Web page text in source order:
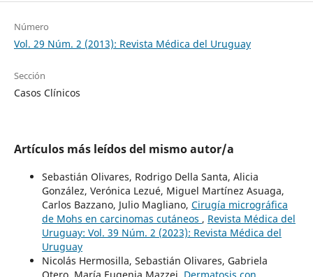
Número
Vol. 29 Núm. 2 (2013): Revista Médica del Uruguay
Sección
Casos Clínicos
Artículos más leídos del mismo autor/a
Sebastián Olivares, Rodrigo Della Santa, Alicia
González, Verónica Lezué, Miguel Martínez Asuaga,
Carlos Bazzano, Julio Magliano, Cirugía micrográfica
de Mohs en carcinomas cutáneos , Revista Médica del
Uruguay: Vol. 39 Núm. 2 (2023): Revista Médica del
Uruguay
Nicolás Hermosilla, Sebastián Olivares, Gabriela
Otero, María Eugenia Mazzei, Dermatosis con